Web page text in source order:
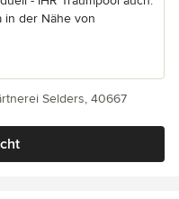
in der Nähe von
Selders, 40667